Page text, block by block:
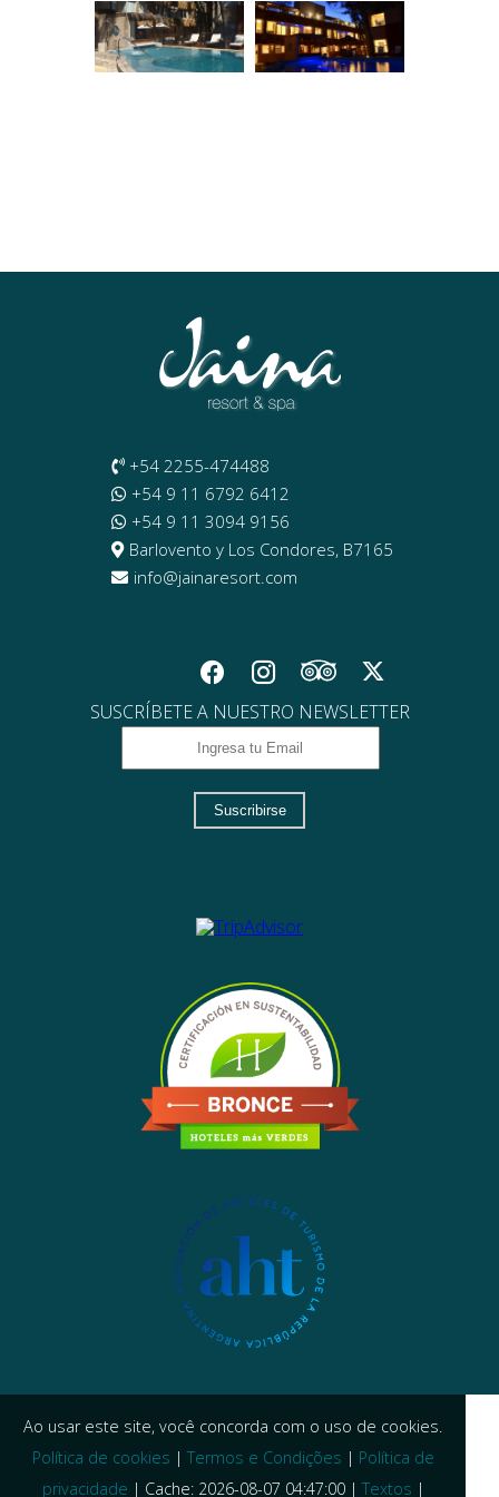
+54 2255-474488
+54 9 11 6792 6412
+54 9 11 3094 9156
Barlovento y Los Condores, B7165
info@jainaresort.com
SUSCRÍBETE A NUESTRO NEWSLETTER
Suscribirse
Ao usar este site, você concorda com o uso de cookies.
Política de cookies | Termos e Condições | Política de
privacidade | Cache: 2026-08-07 04:47:00 | Textos |